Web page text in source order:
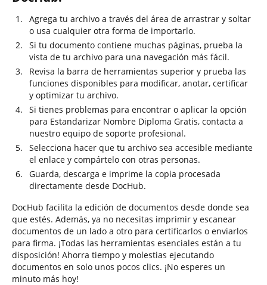
Agrega tu archivo a través del área de arrastrar y soltar
o usa cualquier otra forma de importarlo.
Si tu documento contiene muchas páginas, prueba la
vista de tu archivo para una navegación más fácil.
Revisa la barra de herramientas superior y prueba las
funciones disponibles para modificar, anotar, certificar
y optimizar tu archivo.
Si tienes problemas para encontrar o aplicar la opción
para Estandarizar Nombre Diploma Gratis, contacta a
nuestro equipo de soporte profesional.
Selecciona hacer que tu archivo sea accesible mediante
el enlace y compártelo con otras personas.
Guarda, descarga e imprime la copia procesada
directamente desde DocHub.
DocHub facilita la edición de documentos desde donde sea
que estés. Además, ya no necesitas imprimir y escanear
documentos de un lado a otro para certificarlos o enviarlos
para firma. ¡Todas las herramientas esenciales están a tu
disposición! Ahorra tiempo y molestias ejecutando
documentos en solo unos pocos clics. ¡No esperes un
minuto más hoy!